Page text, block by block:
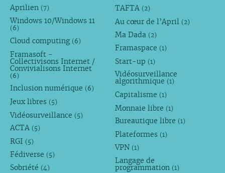
Aprilien (7)
Windows 10/Windows 11
(6)
Cloud computing (6)
Framasoft -
Collectivisons Internet /
Convivialisons Internet
(6)
Inclusion numérique (6)
Jeux libres (5)
Vidéosurveillance (5)
ACTA (5)
RGI (5)
Fédiverse (5)
Sobriété (4)
TAFTA (2)
Au cœur de l’April (2)
Ma Dada (2)
Framaspace (1)
Start-up (1)
Vidéosurveillance
algorithmique (1)
Capitalisme (1)
Monnaie libre (1)
Bureautique libre (1)
Plateformes (1)
VPN (1)
Langage de
programmation (1)